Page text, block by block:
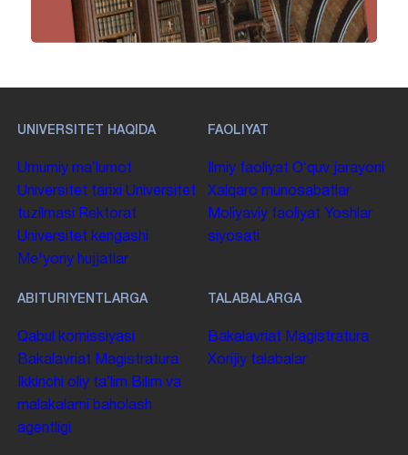
UNIVERSITET HAQIDA
Umumiy maʼlumot
Universitet tarixi Universitet
tuzilmasi
Rektorat
Universitet kengashi
Me'yoriy hujjatlar
FAOLIYAT
Ilmiy faoliyat Oʻquv jarayoni
Xalqaro munosabatlar
Moliyaviy faoliyat Yoshlar
siyosati
ABITURIYENTLARGA
Qabul komissiyasi
Bakalavriat Magistratura
Ikkinchi oliy taʼlim Bilim va
malakalarni baholash
agentligi
TALABALARGA
Bakalavriat Magistratura
Xorijiy talabalar